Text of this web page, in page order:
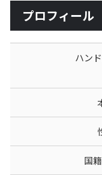
プロフィール
ハン
国